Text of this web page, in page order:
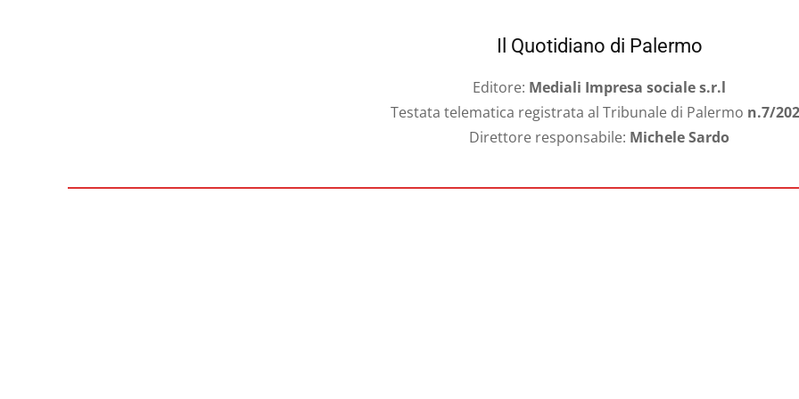
Il Quotidiano di Palermo
Editore: Mediali Impresa sociale s.r.l
Testata telematica registrata al Tribunale di Palermo n.7/
Direttore responsabile: Michele Sardo